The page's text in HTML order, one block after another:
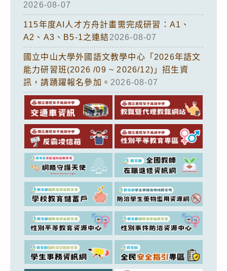
2026-08-07
115年度AI人才方舟計畫需完成研習：A1、
A2、A3、B5-1之連結2026-08-07
國立中山大學外國語文教學中心「2026年語文
能力研習班(2026 /09 ~ 2026/12)」招生資
訊，請踴躍報名參加。 2026-08-07